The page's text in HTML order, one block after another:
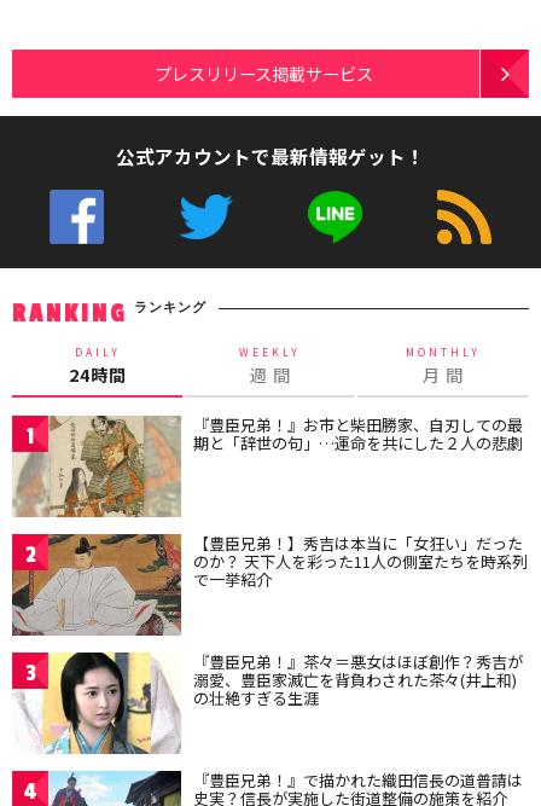
プレスリリース掲載サービス
公式アカウントで最新情報ゲット！
RANKING ランキング
DAILY
24時間
WEEKLY
週 間
MONTHLY
月 間
1 『豊臣兄弟！』お市と柴田勝家、自刃しての最
期と「辞世の句」…運命を共にした２人の悲劇
2 【豊臣兄弟！】秀吉は本当に「女狂い」だった
のか？ 天下人を彩った11人の側室たちを時系列
で一挙紹介
3 『豊臣兄弟！』茶々＝悪女はほぼ創作？秀吉が
溺愛、豊臣家滅亡を背負わされた茶々(井上和)
の壮絶すぎる生涯
4 『豊臣兄弟！』で描かれた織田信長の道普請は
史実？信長が実施した街道整備の施策を紹介